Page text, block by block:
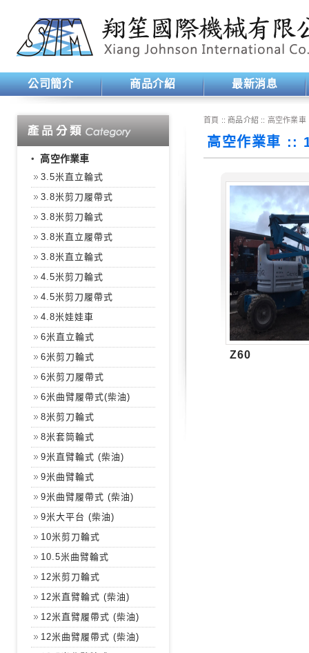
公司簡介 商品介紹 最新消息
‧高空作業車
3.5米直立輪式
3.8米剪刀履帶式
3.8米剪刀輪式
3.8米直立履帶式
3.8米直立輪式
4.5米剪刀輪式
4.5米剪刀履帶式
4.8米娃娃車
6米直立輪式
6米剪刀輪式
6米剪刀履帶式
6米曲臂履帶式(柴油)
8米剪刀輪式
8米套筒輪式
9米直臂輪式 (柴油)
9米曲臂輪式
9米曲臂履帶式 (柴油)
9米大平台 (柴油)
10米剪刀輪式
10.5米曲臂輪式
12米剪刀輪式
12米直臂輪式 (柴油)
12米直臂履帶式 (柴油)
12米曲臂履帶式 (柴油)
首頁 :: 商品介紹 :: 高空作業車
高空作業車 ::
Z60